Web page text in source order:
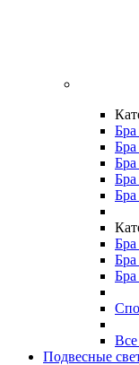
Бра
Все
Подвесные